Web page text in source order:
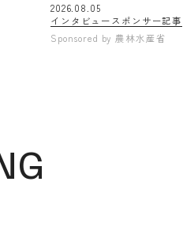
2026.08.05
インタビュースポンサー記事
Sponsored by 農林水産省